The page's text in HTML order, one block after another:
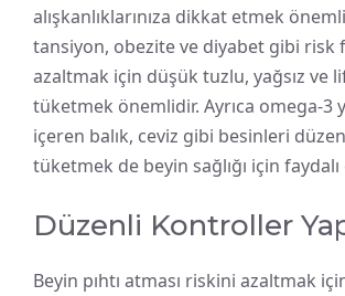
alışkanlıklarınıza dikkat etmek
tansiyon, obezite ve diyabet gibi risk
azaltmak için düşük tuzlu, yağsız ve
tüketmek önemlidir. Ayrıca omega-3
içeren balık, ceviz gibi besinleri
tüketmek de beyin sağlığı için faydalı
Düzenli Kontroller
Beyin pıhtı atması riskini azaltmak